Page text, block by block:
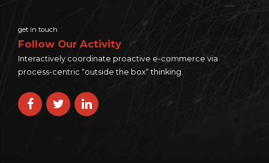
get in touch
Follow Our Activity
Interactively coordinate proactive e-commerce via
process-centric “outside the box“ thinking.